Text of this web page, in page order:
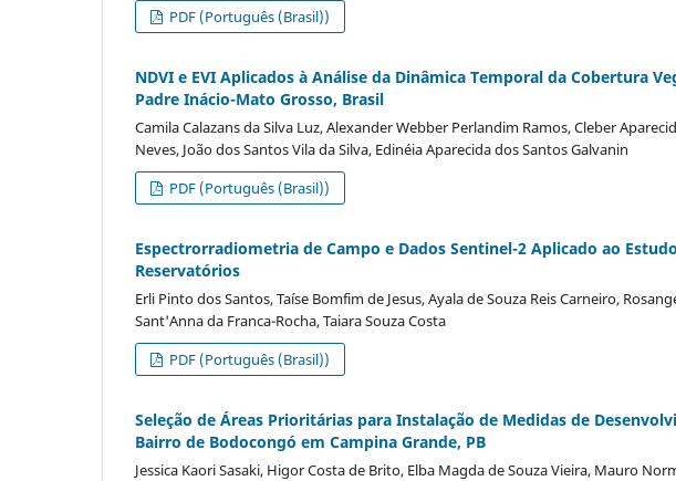
PDF (Português (Brasil))
NDVI e EVI Aplicados à Análise da Dinâmica Temporal da Cobertura
Padre Inácio-Mato Grosso, Brasil
Camila Calazans da Silva Luz, Alexander Webber Perlandim Ramos, Cleber
Neves, João dos Santos Vila da Silva, Edinéia Aparecida dos Santos Galvanin
PDF (Português (Brasil))
Espectrorradiometria de Campo e Dados Sentinel-2 Aplicado ao
Reservatórios
Erli Pinto dos Santos, Taíse Bomfim de Jesus, Ayala de Souza Reis Carneiro,
Sant'Anna da Franca-Rocha, Taiara Souza Costa
PDF (Português (Brasil))
Seleção de Áreas Prioritárias para Instalação de Medidas de
Bairro de Bodocongó em Campina Grande, PB
Jessica Kaori Sasaki, Higor Costa de Brito, Elba Magda de Souza Vieira, Mauro